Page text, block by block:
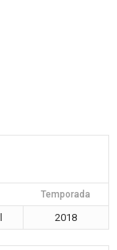
Temporada
2018